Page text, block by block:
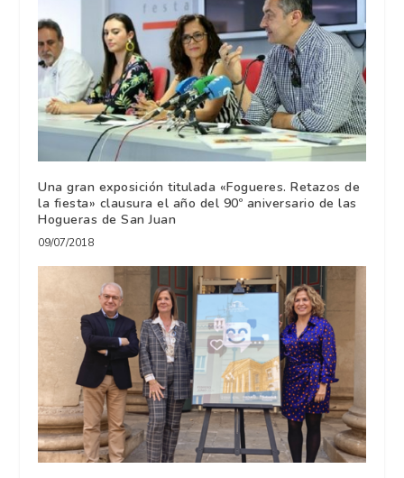
Una gran exposición titulada «Fogueres. Retazos de
la fiesta» clausura el año del 90º aniversario de las
Hogueras de San Juan
09/07/2018